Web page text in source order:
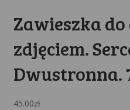
Zawieszka do
zdjęciem.
Dwustronna.
45.00zł